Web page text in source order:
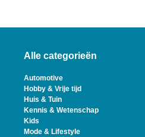
Alle categorieën
Automotive
Hobby & Vrije tijd
Huis & Tuin
Kennis & Wetenschap
Kids
Mode & Lifestyle